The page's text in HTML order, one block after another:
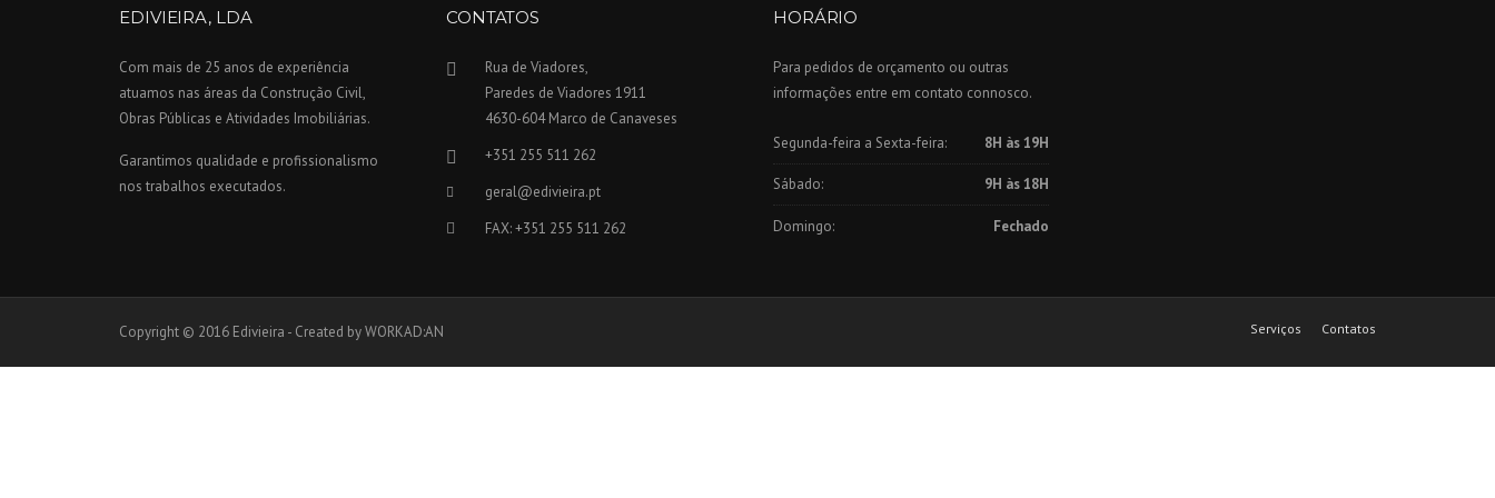
EDIVIEIRA, LDA
Com mais de 25 anos de experiência
atuamos nas áreas da Construção Civil,
Obras Públicas e Atividades Imobiliárias.
Garantimos qualidade e profissionalismo
nos trabalhos executados.
CONTATOS
Rua de Viadores,
Paredes de Viadores 1911
4630-604 Marco de Canaveses
+351 255 511 262
geral@edivieira.pt
FAX: +351 255 511 262
HORÁRIO
Para pedidos de orçamento ou outras
informações entre em contato connosco.
Segunda-feira a Sexta-feira: 8H às 19H
Sábado: 9H às 18H
Domingo: Fechado
Copyright © 2016 Edivieira - Created by WORKAD:AN Serviços Contatos